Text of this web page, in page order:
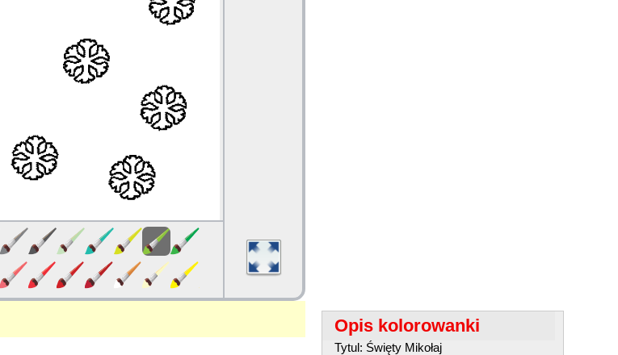
Opis kolorowanki
Tytul: Święty Mikołaj